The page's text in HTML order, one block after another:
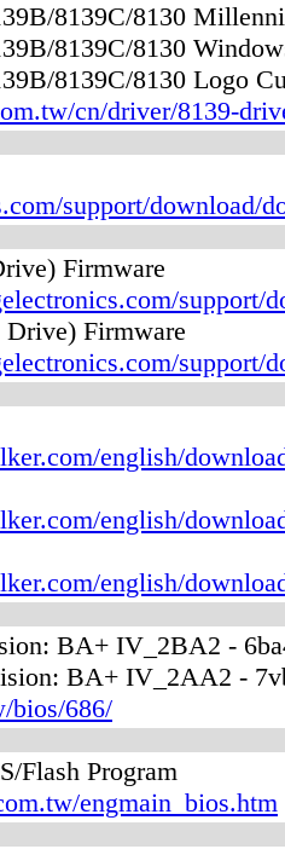
8139C/8130
8139C/8130
8139C/8130 Logo
cn/driver/8139-
support/download/
Firmware
support/
Firmware
support/
english/
english/
english/
BA+ IV_2BA2 -
BA+ IV_2AA2 -
bios/686/
Flash Program
engmain_bios.htm